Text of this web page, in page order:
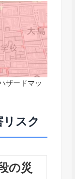
ザードマッ
リスク
の災